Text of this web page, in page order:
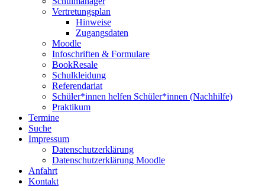
Vertretungsplan
Hinweise
Zugangsdaten
Moodle
Infoschriften & Formulare
BookResale
Schulkleidung
Referendariat
Schüler*innen helfen Schüler*innen (Nachhilfe)
Praktikum
Termine
Suche
Impressum
Datenschutzerklärung
Datenschutzerklärung Moodle
Anfahrt
Kontakt